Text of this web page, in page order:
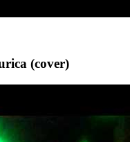
(cover)